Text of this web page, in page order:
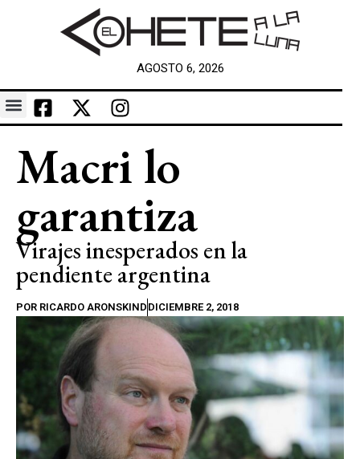
AGOSTO 6, 2026
Macri lo
garantiza
Virajes inesperados en la
pendiente argentina
POR RICARDO ARONSKIND DICIEMBRE 2, 2018